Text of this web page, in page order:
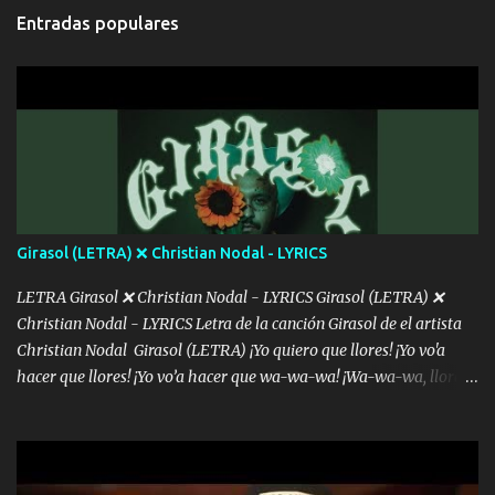
cada que intentas cantar Cada que intentas rapear, cada que
intentas rimar Pobre payaso que usa a todo el mundo pa' conectar
con la gente Dices "Latino Gang" pero pisas a to'a tu gente Pa’ dar
menos se prudente Hoy me sabe a mierda, traigo un Balvin en los
dientes Por falta de empatía le toca ser resiliente ¿Acaso eres
consciente de los followers que mueves? Parcerito, abre los ojos y
ve el poder que tienes Otro chiste malo son los nombres de tus
álbum's "José, vibras colores con la energía del diablo " ¿Si ...
Entradas populares
Girasol (LETRA) ❌ Christian Nodal - LYRICS
LETRA Girasol ❌ Christian Nodal - LYRICS Girasol (LETRA) ❌
Christian Nodal - LYRICS Letra de la canción Girasol de el artista
Christian Nodal Girasol (LETRA) ¡Yo quiero que llores! ¡Yo vo'a
hacer que llores! ¡Yo vo’a hacer que wa-wa-wa! ¡Wa-wa-wa, llores!
intentas rimar Pobre payaso que usa a todo el mundo pa' conectar